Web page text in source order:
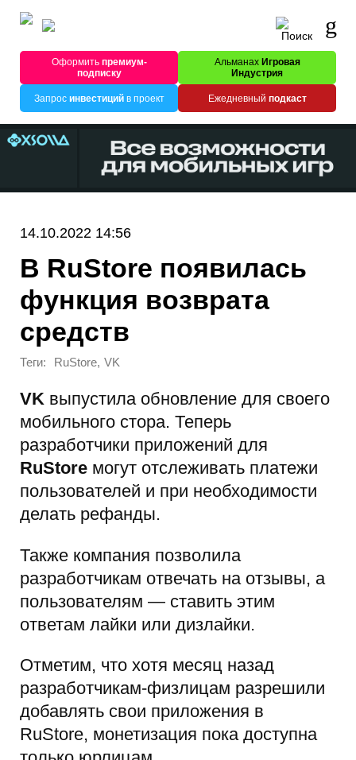
Оформитьпремиум-
подписку
Альманах Игровая
Индустрия
Запрос инвестицийв проект Ежедневный подкаст
14.10.2022 14:56
В RuStore появилась
функция возврата
средств
Теги: RuStore, VK
VK выпустила обновление для своего
мобильного стора. Теперь
разработчики приложений для
RuStore могут отслеживать платежи
пользователей и при необходимости
делать рефанды.
Также компания позволила
разработчикам отвечать на отзывы, а
пользователям — ставить этим
ответам лайки или дизлайки.
Отметим, что хотя месяц назад
разработчикам-физлицам разрешили
добавлять свои приложения в
RuStore, монетизация пока доступна